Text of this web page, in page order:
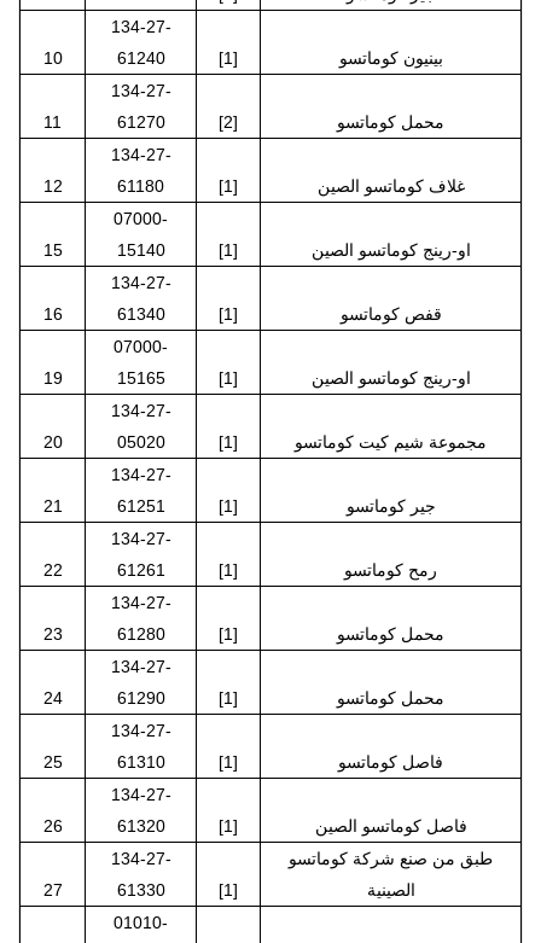
10
134-27-
61240
[1] بينيون كوماتسو
11
134-27-
61270
[2] محمل كوماتسو
12
134-27-
61180
[1] غلاف كوماتسو الصين
15
07000-
15140
[1] او-رينج كوماتسو الصين
16
134-27-
61340
[1] قفص كوماتسو
19
07000-
15165
[1] او-رينج كوماتسو الصين
20
134-27-
05020
[1] مجموعة شيم كيت كوماتسو
21
134-27-
61251
[1] جير كوماتسو
22
134-27-
61261
[1] رمح كوماتسو
23
134-27-
61280
[1] محمل كوماتسو
24
134-27-
61290
[1] محمل كوماتسو
25
134-27-
61310
[1] فاصل كوماتسو
26
134-27-
61320
[1] فاصل كوماتسو الصين
27
134-27-
61330
[1]
طبق من صنع شركة كوماتسو
الصينية
01010-